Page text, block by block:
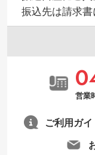
振込先は請求書
営業
ご利用ガイ